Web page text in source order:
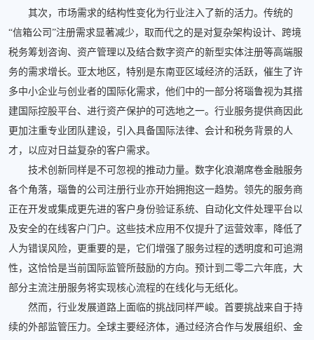
其次，市场需求的结构性变化为行业注入了新的活力。传统的
“信箱公司”注册需求显著减少，取而代之的是对复杂架构设计、跨境
税务筹划咨询、资产管理以及结合数字资产的新型实体注册等高端服
务的需求增长。亚太地区，特别是东南亚区域经济的活跃，催生了许
多中小企业与创业者的国际化需求，他们中的一部分将瑙鲁视为其搭
建国际控股平台、进行资产保护的可选地之一。行业服务提供商因此
更加注重专业团队建设，引入具备国际法律、会计和税务背景的人
才，以应对日益复杂的客户需求。
技术创新同样是不可忽视的推动力量。数字化浪潮席卷金融服务
各个角落，瑙鲁的公司注册行业亦开始拥抱这一趋势。领先的服务商
正在开发或集成更先进的客户身份验证系统、自动化文件处理平台以
及安全的在线客户门户。这些技术应用不仅提升了运营效率，降低了
人为错误风险，更重要的是，它们增强了服务过程的透明度和可追溯
性，这恰恰是当前国际监管所鼓励的方向。预计到二零二六年底，大
部分主流注册服务将实现核心流程的在线化与无纸化。
然而，行业发展道路上面临的挑战同样严峻。首要挑战来自于持
续的外部监管压力。全球主要经济体，通过经济合作与发展组织、金